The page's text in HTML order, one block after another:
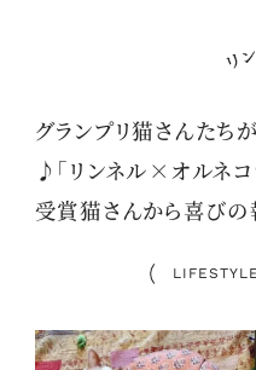
グランプリ猫さんたち
♪「リンネル×オルネ
受賞猫さんから喜びの
LIFESTYLE